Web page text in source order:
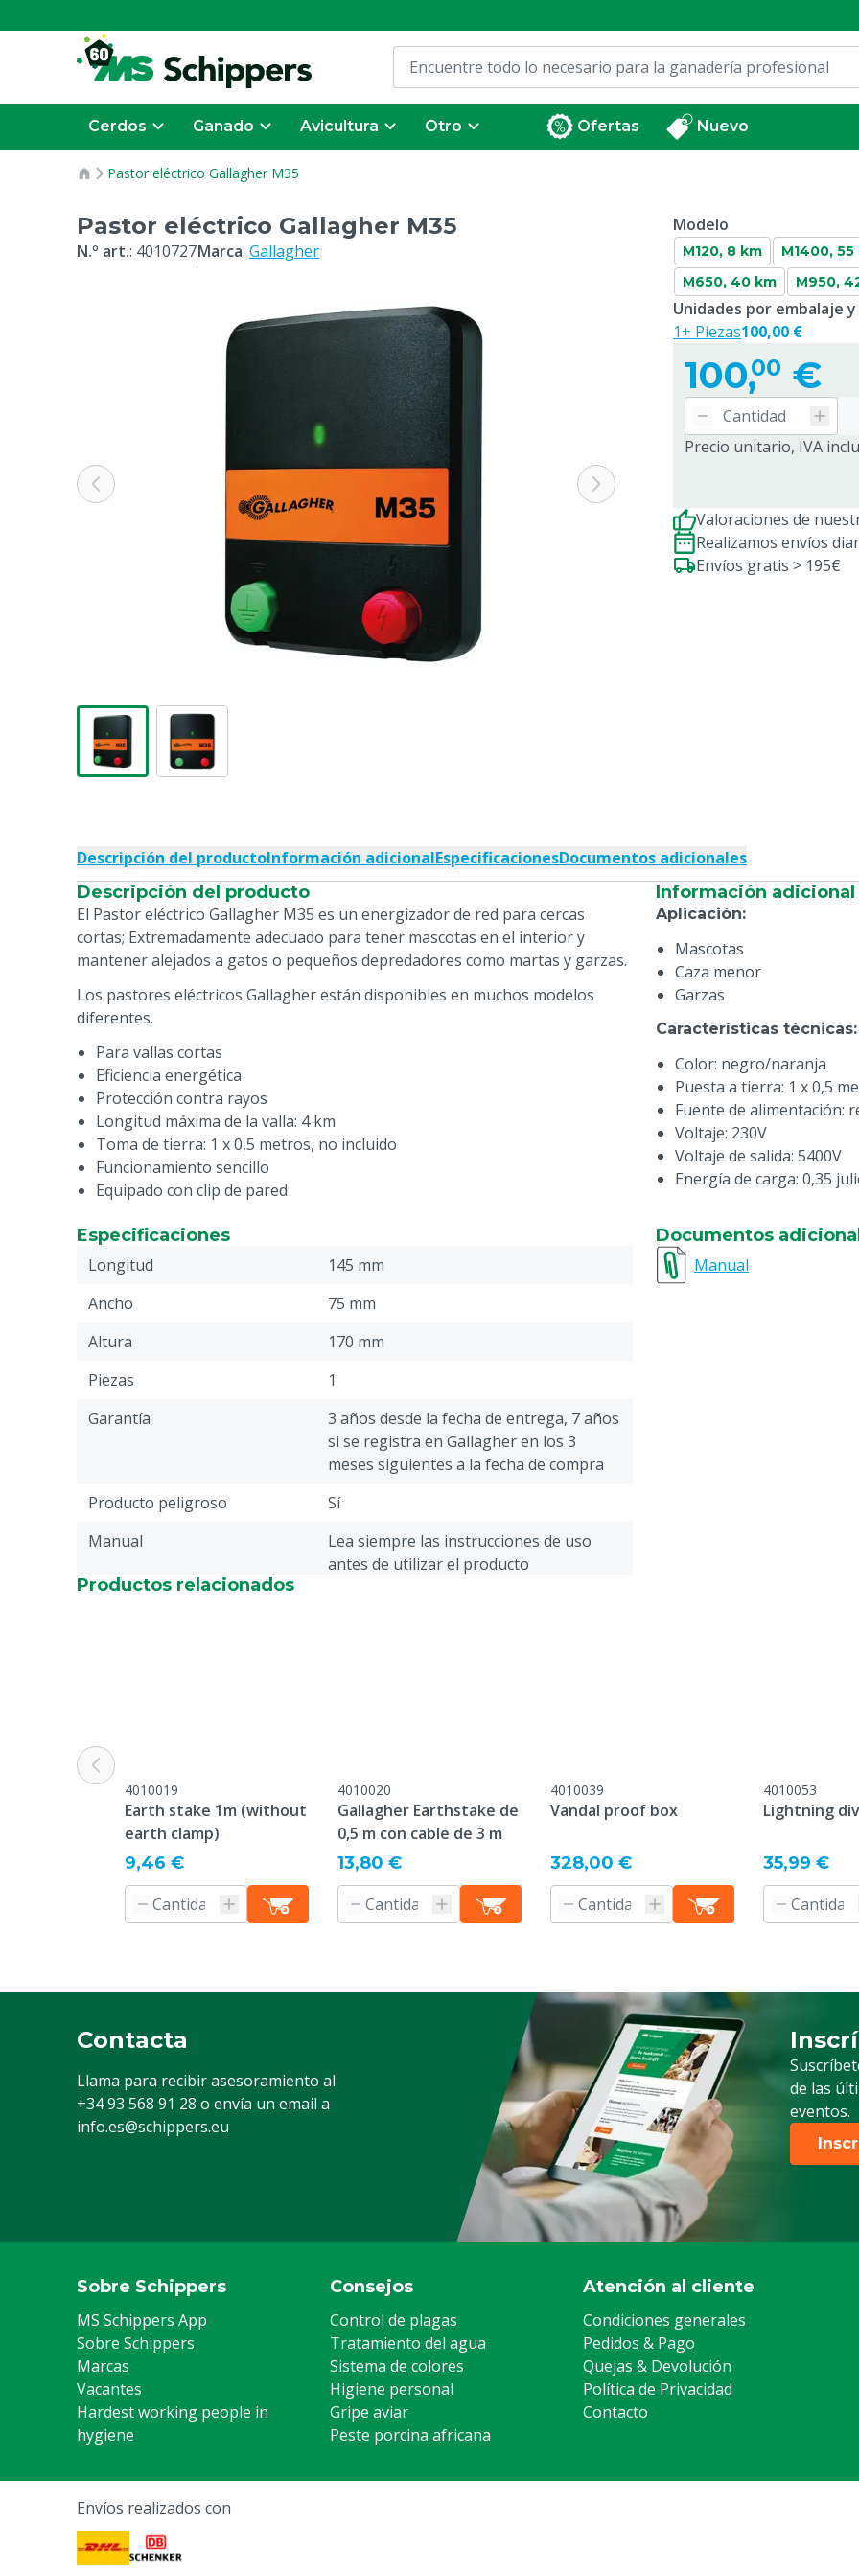
Cerdos Ganado Avicultura Otro Ofertas Nuevo
Pastor eléctrico Gallagher M35
Pastor eléctrico Gallagher M35
N.º art.: 4010727Marca: Gallagher
Modelo
M120, 8 km M1400, 55
M650, 40 km
M950,
100,00 €
Precio unitario, IVA
Unidades por embalaje
1+ Piezas100,00 €
Valoraciones de
Realizamos envíos
Envíos gratis > 195€
Descripción del productoInformación adicionalEspecificacionesDocumentos adicionales
Descripción del producto
El Pastor eléctrico Gallagher M35 es un energizador de red para cercas
cortas; Extremadamente adecuado para tener mascotas en el interior y
mantener alejados a gatos o pequeños depredadores como martas y garzas.
Los pastores eléctricos Gallagher están disponibles en muchos modelos
diferentes.
Para vallas cortas
Eficiencia energética
Protección contra rayos
Longitud máxima de la valla: 4 km
Toma de tierra: 1 x 0,5 metros, no incluido
Funcionamiento sencillo
Equipado con clip de pared
Información adicional
Aplicación:
Mascotas
Caza menor
Garzas
Características técnicas:
Color: negro/naranja
Puesta a tierra: 1 x 0,5
Fuente de alimentación:
Voltaje: 230V
Voltaje de salida: 5400V
Energía de carga: 0,35
Especificaciones
Longitud
145 mm
Ancho
75 mm
Altura
170 mm
Piezas
1
Garantía
3 años desde la fecha de entrega, 7 años
si se registra en Gallagher en los 3
meses siguientes a la fecha de compra
Producto peligroso
Sí
Manual
Lea siempre las instrucciones de uso
antes de utilizar el producto
Color
Normas y certificaciones
IPX4
Tipo de número
M35
0.8 kg
Superficie de la trama
1 ha
Especie animal
Ganado, Cerdos, Aves, Ovejas, Cabras,
Longitud máxima de la valla
con vegetación ligera
2 km
Documentos
Manual
Productos relacionados
4010019
Earth stake 1m (without
earth clamp)
9,46 €
4010020
Gallagher Earthstake de
0,5 m con cable de 3 m
13,80 €
4010039
Vandal proof box
328,00 €
4010053
Lightning
35,99 €
Contacta
Llama para recibir asesoramiento al
+34 93 568 91 28 o envía un email a
info.es@schippers.eu
de las
eventos.
Sobre Schippers
MS Schippers App
Sobre Schippers
Marcas
Vacantes
Hardest working people in
hygiene
Consejos
Control de plagas
Tratamiento del agua
Sistema de colores
Higiene personal
Gripe aviar
Peste porcina africana
Atención al cliente
Condiciones generales
Pedidos & Pago
Quejas & Devolución
Política de Privacidad
Contacto
Envíos realizados con